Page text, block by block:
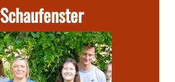
Schaufenster